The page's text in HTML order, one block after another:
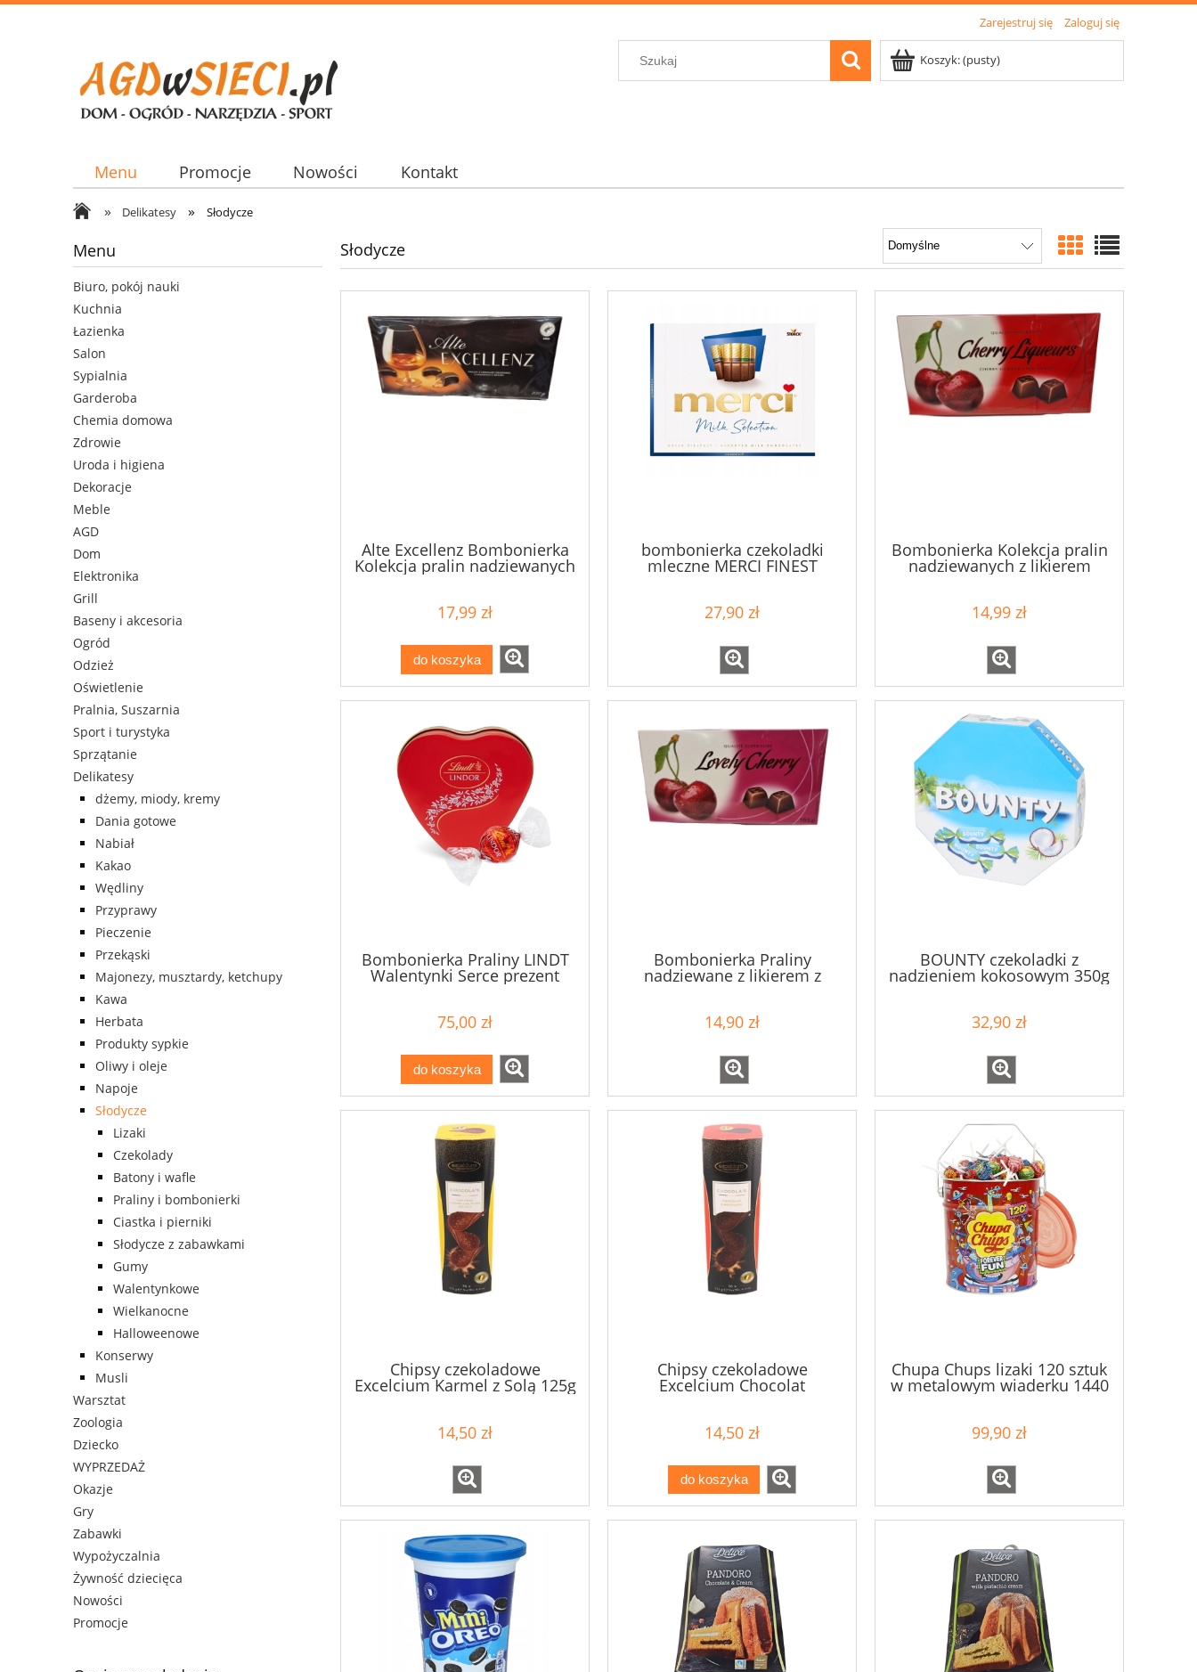
Zarejestruj się Zaloguj się
Koszyk:(pusty)
Menu Promocje Nowości Kontakt
» Delikatesy » Słodycze
Menu
Biuro, pokój nauki
Kuchnia
Łazienka
Salon
Sypialnia
Garderoba
Chemia domowa
Zdrowie
Uroda i higiena
Dekoracje
Meble
AGD
Dom
Elektronika
Grill
Baseny i akcesoria
Ogród
Odzież
Oświetlenie
Pralnia, Suszarnia
Sport i turystyka
Sprzątanie
Delikatesy
dżemy, miody, kremy
Dania gotowe
Nabiał
Kakao
Wędliny
Przyprawy
Pieczenie
Przekąski
Majonezy, musztardy, ketchupy
Kawa
Herbata
Produkty sypkie
Oliwy i oleje
Napoje
Słodycze
Lizaki
Czekolady
Batony i wafle
Praliny i bombonierki
Ciastka i pierniki
Słodycze z zabawkami
Gumy
Walentynkowe
Wielkanocne
Halloweenowe
Konserwy
Musli
Warsztat
Zoologia
Dziecko
WYPRZEDAŻ
Okazje
Gry
Zabawki
Wypożyczalnia
Żywność dziecięca
Nowości
Promocje
Słodycze
Alte Excellenz Bombonierka
Kolekcja pralin nadziewanych
z brandy 250g
17,99 zł
do koszyka
bombonierka czekoladki
mleczne MERCI FINEST
27,90 zł
Bombonierka Kolekcja pralin
nadziewanych z likierem
wiśniowym 165g
14,99 zł
Bombonierka Praliny LINDT
Walentynki Serce prezent
75,00 zł
do koszyka
Bombonierka Praliny
nadziewane z likierem z
14,90 zł
BOUNTY czekoladki z
nadzieniem kokosowym 350g
32,90 zł
Chipsy czekoladowe
Excelcium Karmel z Solą 125g
14,50 zł
Chipsy czekoladowe
Excelcium Chocolat
14,50 zł
do koszyka
Chupa Chups lizaki 120 sztuk
w metalowym wiaderku 1440
99,90 zł